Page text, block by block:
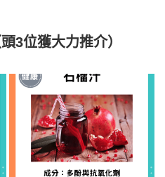
3位獲大力推介）